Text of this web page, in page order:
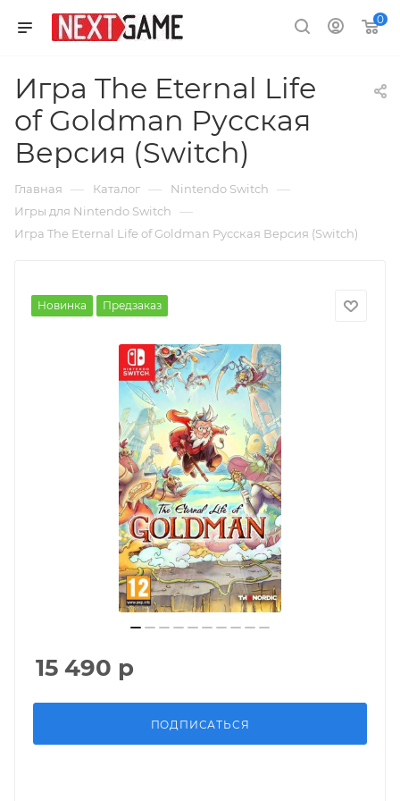
0
Игра The Eternal Life
of Goldman Русская
Версия (Switch)
Главная — Каталог — Nintendo Switch —
Игры для Nintendo Switch —
Игра The Eternal Life of Goldman Русская Версия (Switch)
Новинка Предзаказ
15 490 р
ПОДПИСАТЬСЯ